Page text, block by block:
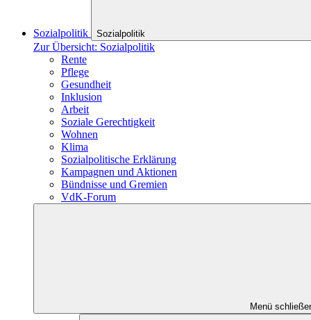
Sozialpolitik Sozialpolitik
Zur Übersicht: Sozialpolitik
Rente
Pflege
Gesundheit
Inklusion
Arbeit
Soziale Gerechtigkeit
Wohnen
Klima
Sozialpolitische Erklärung
Kampagnen und Aktionen
Bündnisse und Gremien
VdK-Forum
Menü